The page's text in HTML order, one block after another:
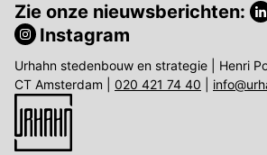
Zie onze nieuwsberichten:
Instagram
Urhahn stedenbouw en strategie | Henri
CT Amsterdam | 020 421 74 40